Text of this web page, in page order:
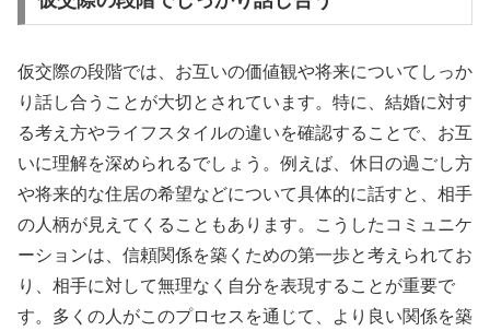
仮交際の段階では、お互いの価値観や将来についてしっか
り話し合うことが大切とされています。特に、結婚に対す
る考え方やライフスタイルの違いを確認することで、お互
いに理解を深められるでしょう。例えば、休日の過ごし方
や将来的な住居の希望などについて具体的に話すと、相手
の人柄が見えてくることもあります。こうしたコミュニケ
ーションは、信頼関係を築くための第一歩と考えられてお
り、相手に対して無理なく自分を表現することが重要で
す。多くの人がこのプロセスを通じて、より良い関係を築